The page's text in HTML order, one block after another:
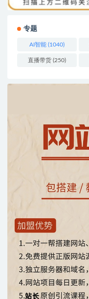
专题
AI智能 (1040)
直播带货 (250)